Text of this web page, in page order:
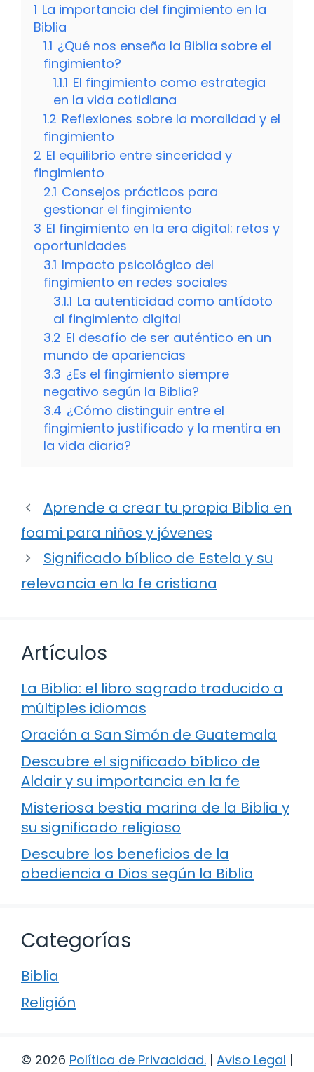
1 La importancia del fingimiento en la
Biblia
1.1 ¿Qué nos enseña la Biblia sobre el
fingimiento?
1.1.1 El fingimiento como estrategia
en la vida cotidiana
1.2 Reflexiones sobre la moralidad y el
fingimiento
2 El equilibrio entre sinceridad y
fingimiento
2.1 Consejos prácticos para
gestionar el fingimiento
3 El fingimiento en la era digital: retos y
oportunidades
3.1 Impacto psicológico del
fingimiento en redes sociales
3.1.1 La autenticidad como antídoto
al fingimiento digital
3.2 El desafío de ser auténtico en un
mundo de apariencias
3.3 ¿Es el fingimiento siempre
negativo según la Biblia?
3.4 ¿Cómo distinguir entre el
fingimiento justificado y la mentira en
la vida diaria?
Aprende a crear tu propia Biblia en
foami para niños y jóvenes
Significado bíblico de Estela y su
relevancia en la fe cristiana
Artículos
La Biblia: el libro sagrado traducido a
múltiples idiomas
Oración a San Simón de Guatemala
Descubre el significado bíblico de
Aldair y su importancia en la fe
Misteriosa bestia marina de la Biblia y
su significado religioso
Descubre los beneficios de la
obediencia a Dios según la Biblia
Categorías
Biblia
Religión
© 2026 Política de Privacidad. | Aviso Legal |